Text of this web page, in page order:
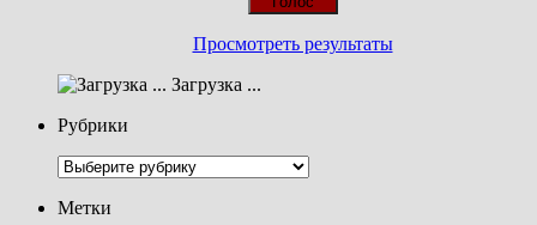
Просмотреть результаты
Загрузка ...
Рубрики
Рубрики
Метки